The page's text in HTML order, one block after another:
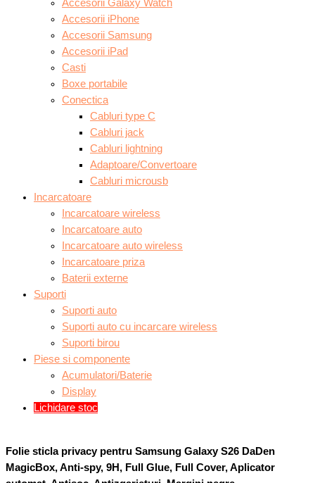
Accesorii Galaxy Watch
Accesorii iPhone
Accesorii Samsung
Accesorii iPad
Casti
Boxe portabile
Conectica
Cabluri type C
Cabluri jack
Cabluri lightning
Adaptoare/Convertoare
Cabluri microusb
Incarcatoare
Incarcatoare wireless
Incarcatoare auto
Incarcatoare auto wireless
Incarcatoare priza
Baterii externe
Suporti
Suporti auto
Suporti auto cu incarcare wireless
Suporti birou
Piese si componente
Acumulatori/Baterie
Display
Lichidare stoc
Folie sticla privacy pentru Samsung Galaxy S26 DaDen
MagicBox, Anti-spy, 9H, Full Glue, Full Cover, Aplicator